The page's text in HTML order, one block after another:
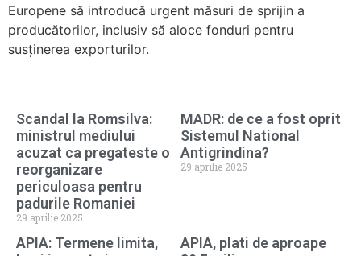
Europene să introducă urgent măsuri de sprijin a
producătorilor, inclusiv să aloce fonduri pentru
susținerea exporturilor.
Scandal la Romsilva:
ministrul mediului
acuzat ca pregateste o
reorganizare
periculoasa pentru
padurile Romaniei
29 aprilie 2025
MADR: de ce a fost oprit
Sistemul National
Antigrindina?
29 aprilie 2025
APIA: Termene limita,
APIA, plati de aproape